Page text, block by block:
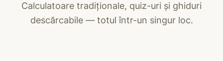
Calculatoare tradiționale, quiz-uri și ghiduri
descărcabile — totul într-un singur loc.